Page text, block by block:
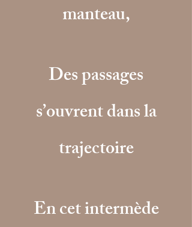
manteau,
Des passages
s’ouvrent dans la
trajectoire
En cet intermède